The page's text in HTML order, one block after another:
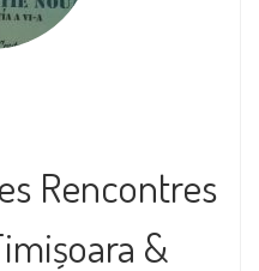
Rencontres
&